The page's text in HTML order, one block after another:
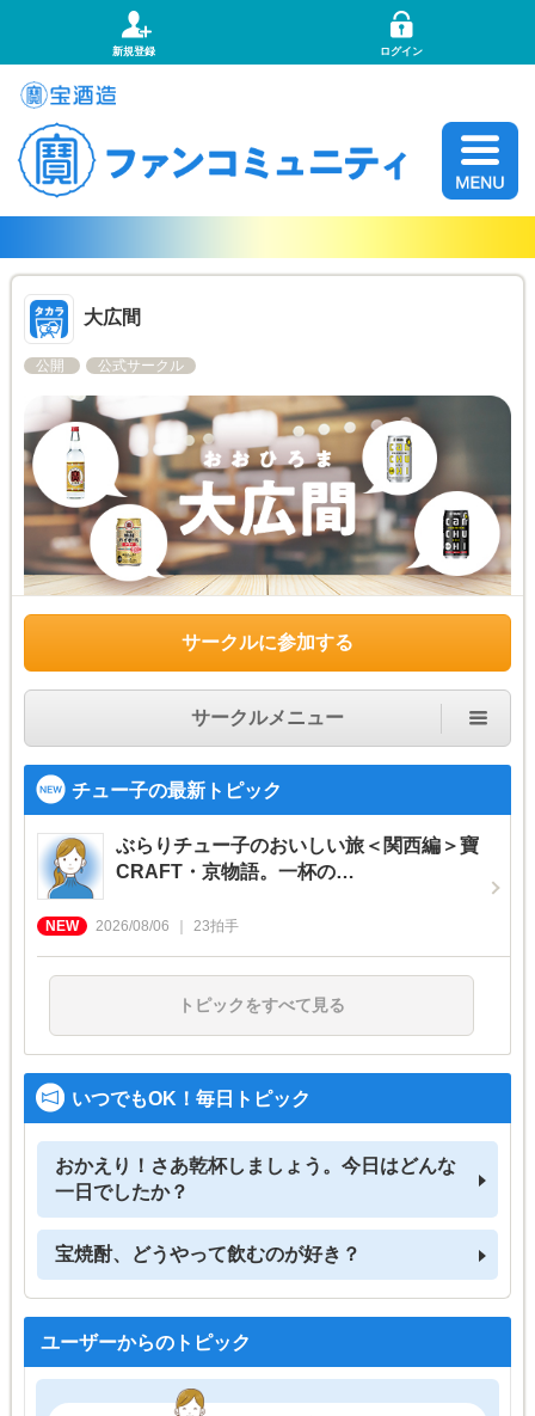
新規登録 ログイン
大広間
公開 公式サークル
サークルに参加する
サークルメニュー
チュー子の最新トピック
ぶらりチュー子のおいしい旅＜関西編＞寶
CRAFT・京物語。一杯の…
2026/08/06 23拍手
トピックをすべて見る
いつでもOK！毎日トピック
おかえり！さあ乾杯しましょう。今日はどんな
一日でしたか？
宝焼酎、どうやって飲むのが好き？
ユーザーからのトピック